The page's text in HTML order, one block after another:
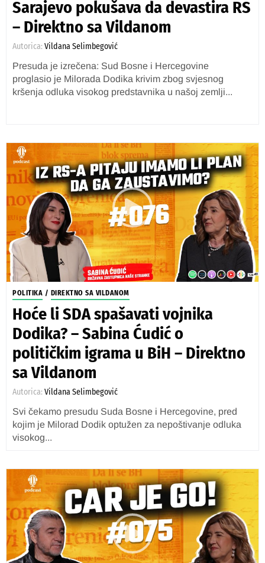
Sarajevo pokušava da devastira RS
– Direktno sa Vildanom
Autorica: Vildana Selimbegović
Presuda je izrečena: Sud Bosne i Hercegovine
proglasio je Milorada Dodika krivim zbog svjesnog
kršenja odluka visokog predstavnika u našoj zemlji...
POLITIKA / DIREKTNO SA VILDANOM
Hoće li SDA spašavati vojnika
Dodika? – Sabina Ćudić o
političkim igrama u BiH – Direktno
sa Vildanom
Autorica: Vildana Selimbegović
Svi čekamo presudu Suda Bosne i Hercegovine, pred
kojim je Milorad Dodik optužen za nepoštivanje odluka
visokog...